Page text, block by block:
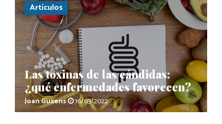
Artículos
Las toxinas de las cándidas:
¿qué enfermedades favorecen?
Joan Guxens 16/03/2022